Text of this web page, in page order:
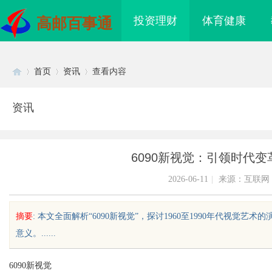
高邮百事通 投资理财 体育健康
首页 资讯 查看内容
资讯
6090新视觉：引领时代
2026-06-11 来源：互联网
摘要: 本文全面解析“6090新视觉”，探讨1960至1990年代视觉艺术
意义。......
6090新视觉
配眼镜 上海配眼镜